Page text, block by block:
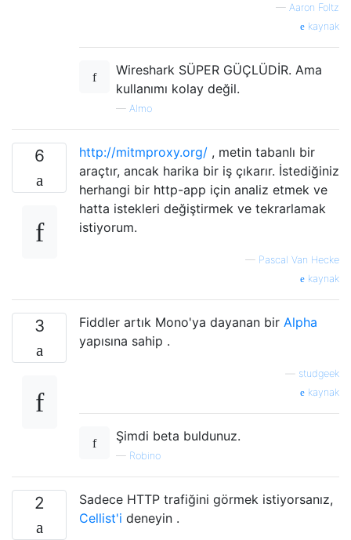
— Aaron Foltz
kaynak
Wireshark SÜPER GÜÇLÜDİR. Ama
kullanımı kolay değil.
— Almo
6 http://mitmproxy.org/ , metin tabanlı bir
araçtır, ancak harika bir iş çıkarır. İstediğiniz
herhangi bir http-app için analiz etmek ve
hatta istekleri değiştirmek ve tekrarlamak
istiyorum.
— Pascal Van Hecke
kaynak
3 Fiddler artık Mono'ya dayanan bir Alpha
yapısına sahip .
studgeek
kaynak
Şimdi beta buldunuz.
— Robino
2
Sadece HTTP trafiğini görmek istiyorsanız,
Cellist'i deneyin .